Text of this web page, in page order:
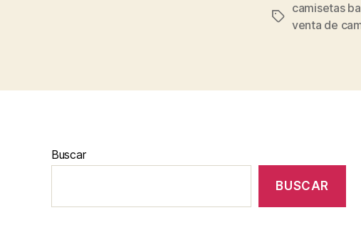
Etiquetas
camisetas
venta de
Buscar
BUSCAR